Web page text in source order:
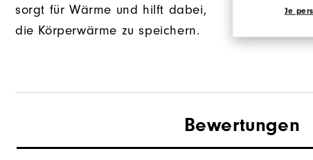
Je
sorgt für Wärme und hilft dabei,
die Körperwärme zu speichern.
Bewertungen